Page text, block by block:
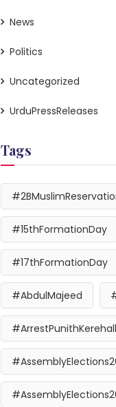
News
Politics
Uncategorized
UrduPressReleases
Tags
#15thFormationDay
#17thFormationDay
#AbdulMajeed